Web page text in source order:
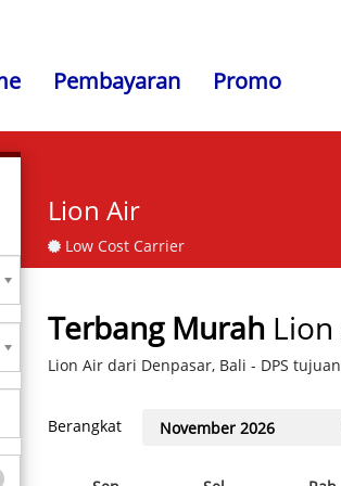
Pembayaran Promo
Lion Air
Low Cost Carrier
Terbang Murah Lion
Lion Air dari Denpasar, Bali - DPS
Berangkat